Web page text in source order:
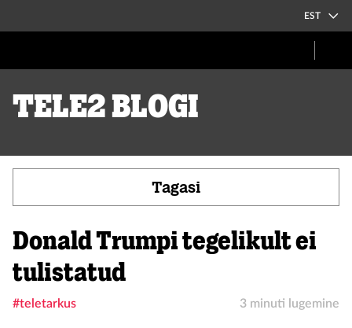
EST
Tele2 blogi
Tagasi
Donald Trumpi tegelikult ei
tulistatud
#teletarkus 3 minuti lugemine